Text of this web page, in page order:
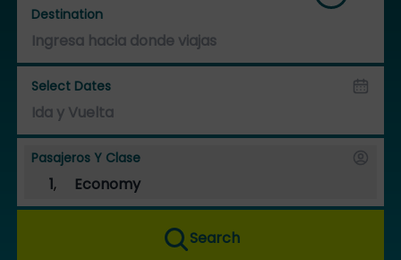
Destination
Select Dates
Pasajeros Y Clase
1, Economy
Search